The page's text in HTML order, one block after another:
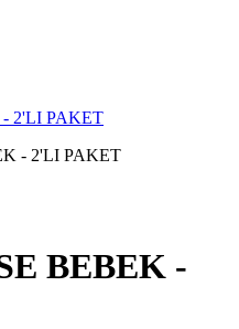
2'LI PAKET
BEBEK -